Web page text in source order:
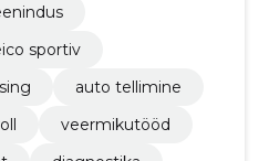
sportiv
auto tellimine
veermikutööd